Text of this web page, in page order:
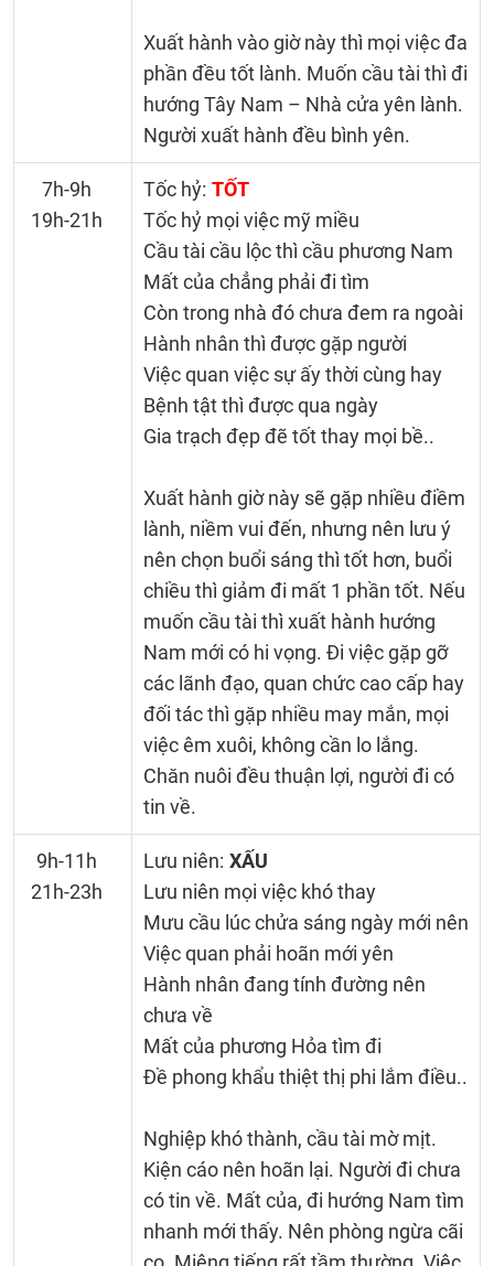
Xuất hành vào giờ này thì mọi việc đa
phần đều tốt lành. Muốn cầu tài thì đi
hướng Tây Nam – Nhà cửa yên lành.
Người xuất hành đều bình yên.
7h-9h
19h-21h
Tốc hỷ: TỐT
Tốc hỷ mọi việc mỹ miều
Cầu tài cầu lộc thì cầu phương Nam
Mất của chẳng phải đi tìm
Còn trong nhà đó chưa đem ra ngoài
Hành nhân thì được gặp người
Việc quan việc sự ấy thời cùng hay
Bệnh tật thì được qua ngày
Gia trạch đẹp đẽ tốt thay mọi bề..
Xuất hành giờ này sẽ gặp nhiều điềm
lành, niềm vui đến, nhưng nên lưu ý
nên chọn buổi sáng thì tốt hơn, buổi
chiều thì giảm đi mất 1 phần tốt. Nếu
muốn cầu tài thì xuất hành hướng
Nam mới có hi vọng. Đi việc gặp gỡ
các lãnh đạo, quan chức cao cấp hay
đối tác thì gặp nhiều may mắn, mọi
việc êm xuôi, không cần lo lắng.
Chăn nuôi đều thuận lợi, người đi có
tin về.
9h-11h
21h-23h
Lưu niên: XẤU
Lưu niên mọi việc khó thay
Mưu cầu lúc chửa sáng ngày mới nên
Việc quan phải hoãn mới yên
Hành nhân đang tính đường nên
chưa về
Mất của phương Hỏa tìm đi
Đề phong khẩu thiệt thị phi lắm điều..
Nghiệp khó thành, cầu tài mờ mịt.
Kiện cáo nên hoãn lại. Người đi chưa
có tin về. Mất của, đi hướng Nam tìm
nhanh mới thấy. Nên phòng ngừa cãi